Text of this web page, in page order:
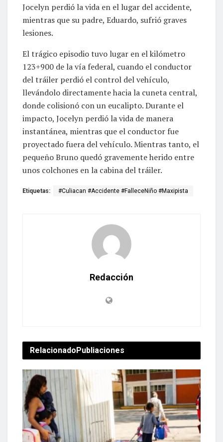
Jocelyn perdió la vida en el lugar del accidente,
mientras que su padre, Eduardo, sufrió graves
lesiones.
El trágico episodio tuvo lugar en el kilómetro
123+900 de la vía federal, cuando el conductor
del tráiler perdió el control del vehículo,
llevándolo directamente hacia la cuneta central,
donde colisionó con un eucalipto. Durante el
impacto, Jocelyn perdió la vida de manera
instantánea, mientras que el conductor fue
proyectado fuera del vehículo. Mientras tanto, el
pequeño Bruno quedó gravemente herido entre
unos colchones en la cabina del tráiler.
Etiquetas: #Culiacan #Accidente #FalleceNiño #Maxipista
Redacción
RelacionadoPubliaciones